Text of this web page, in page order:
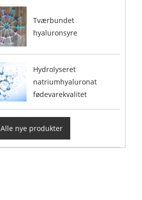
Tværbundet
hyaluronsyre
Hydrolyseret
natriumhyaluronat
fødevarekvalitet
Alle nye produkter